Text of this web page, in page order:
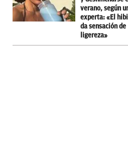
verano, según
experta: «El
da sensación de
ligereza»